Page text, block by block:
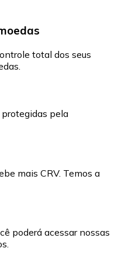
total dos seus
pela
mais CRV. Temos a
poderá acessar nossas